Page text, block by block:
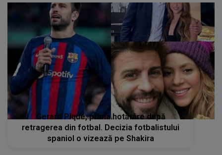
Gerard Pique, prima hotărâre după
retragerea din fotbal. Decizia fotbalistului
spaniol o vizează pe Shakira